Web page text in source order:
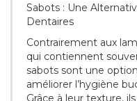
Sabots : Une
Dentaires
Contrairement aux
qui contiennent
sabots sont une
améliorer l’hygiène
Grâce à leur texture,